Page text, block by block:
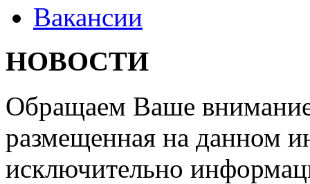
Вакансии
НОВОСТИ
Обращаем Ваше
размещенная на данном
исключительно